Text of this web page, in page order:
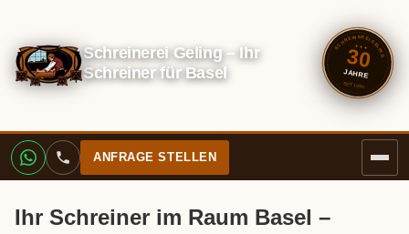
Schreinerei Geling – Ihr
Schreiner für Basel
SCHREINEREI GELING
✦ ✦ ✦
30
JAHRE
SEIT 1996
ANFRAGE STELLEN
Ihr Schreiner im Raum Basel –